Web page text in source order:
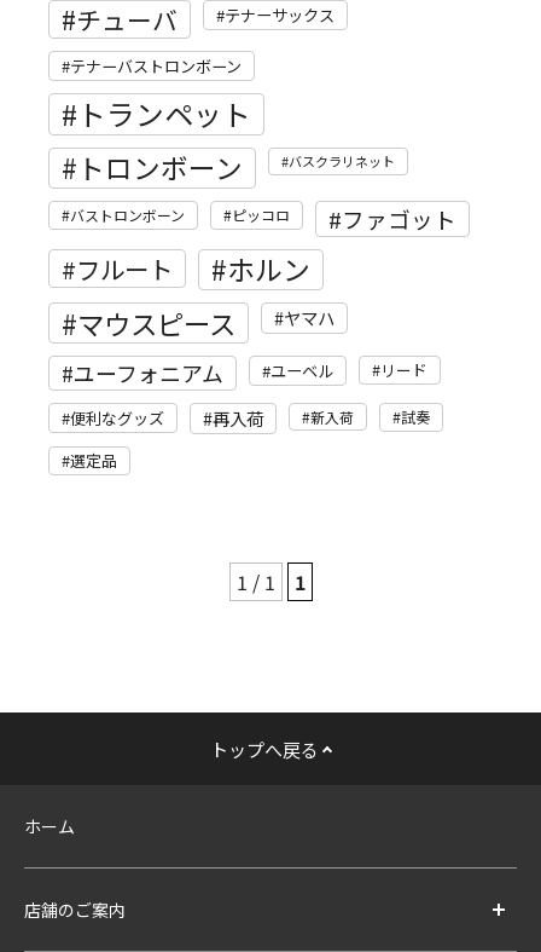
チューバ テナーサックス
テナーバストロンボーン
トランペット
トロンボーン バスクラリネット
バストロンボーン ピッコロ ファゴット
フルート ホルン
マウスピース ヤマハ
ユーフォニアム ユーベル リード
便利なグッズ 再入荷 新入荷 試奏
選定品
1 / 1 1
トップへ戻る
ホーム
店舗のご案内